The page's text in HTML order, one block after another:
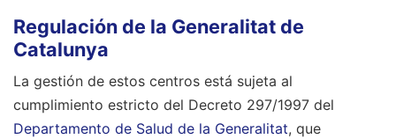
Regulación de la Generalitat de
Catalunya
La gestión de estos centros está sujeta al
cumplimiento estricto del Decreto 297/1997 del
Departamento de Salud de la Generalitat, que